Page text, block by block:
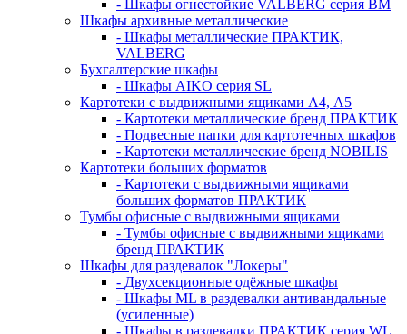
- Шкафы огнестойкие VALBERG серия BM
Шкафы архивные металлические
- Шкафы металлические ПРАКТИК,
VALBERG
Бухгалтерские шкафы
- Шкафы AIKO серия SL
Картотеки с выдвижными ящиками А4, А5
- Картотеки металлические бренд ПРАКТИК
- Подвесные папки для картотечных шкафов
- Картотеки металлические бренд NOBILIS
Картотеки больших форматов
- Картотеки с выдвижными ящиками
больших форматов ПРАКТИК
Тумбы офисные с выдвижными ящиками
- Тумбы офисные с выдвижными ящиками
бренд ПРАКТИК
Шкафы для раздевалок "Локеры"
- Двухсекционные одёжные шкафы
- Шкафы ML в раздевалки антивандальные
(усиленные)
- Шкафы в раздевалки ПРАКТИК серия WL